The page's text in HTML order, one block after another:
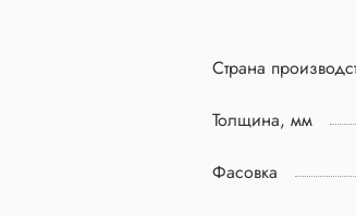
Страна
Толщина, мм
Фасовка